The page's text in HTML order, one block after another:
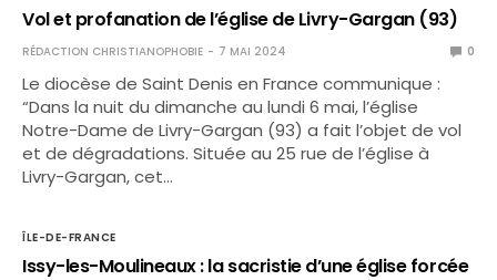
Vol et profanation de l’église de Livry-Gargan (93)
RÉDACTION CHRISTIANOPHOBIE 7 MAI 2024 0
Le diocèse de Saint Denis en France communique :
“Dans la nuit du dimanche au lundi 6 mai, l’église
Notre-Dame de Livry-Gargan (93) a fait l’objet de vol
et de dégradations. Située au 25 rue de l’église à
Livry-Gargan, cet…
ÎLE-DE-FRANCE
Issy-les-Moulineaux : la sacristie d’une église forcée